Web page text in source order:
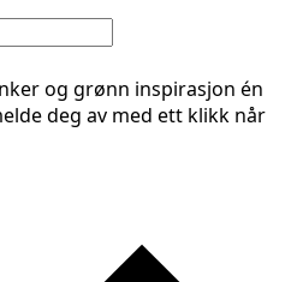
og grønn inspirasjon én
deg av med ett klikk når